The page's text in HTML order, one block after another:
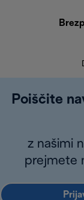
Poiščite
z našimi
prejmete